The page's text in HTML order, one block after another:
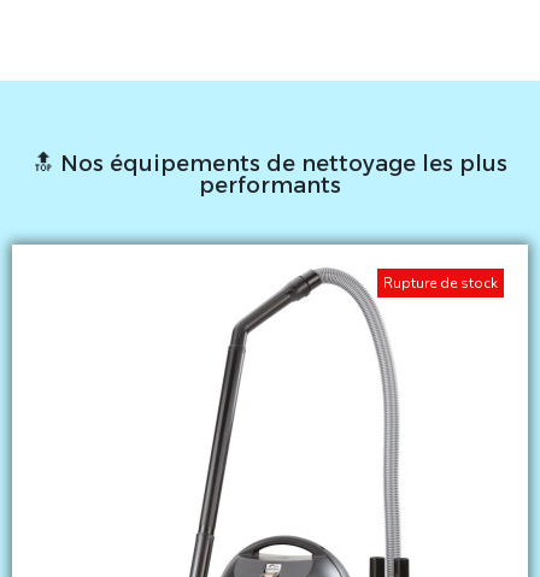
🔝 Nos équipements de nettoyage les plus
performants
Rupture de stock